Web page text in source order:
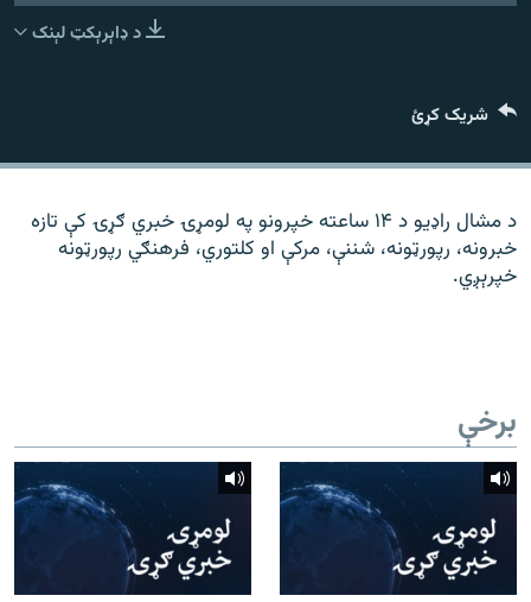
د ازادې اروپا راډیو ټولې ووبپاڼې
د ډاېرېکټ لېنک
شریک کړئ
د مشال راډیو د ۱۴ ساعته خپرونو په لومړۍ خبري ګړۍ کې تازه
خبرونه، رپورټونه، شننې، مرکې او کلتوري، فرهنګي رپورټونه
خپرېږي.
برخې